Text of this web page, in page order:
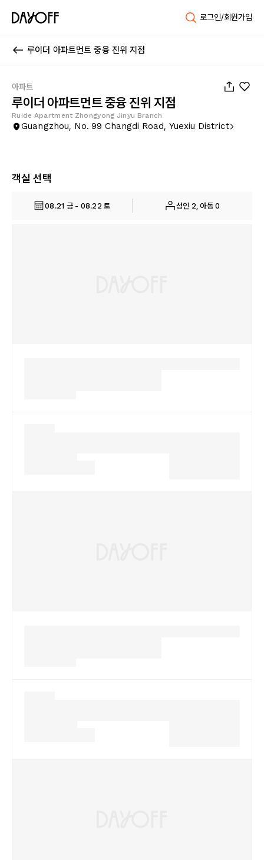
로그인/회원가입
루이더 아파트먼트 중융 진위 지점
아파트
루이더 아파트먼트 중융 진위 지점
Ruide Apartment Zhongyong Jinyu Branch
Guangzhou, No. 99 Changdi Road, Yuexiu District
객실 선택
08.21 금 - 08.22 토 성인 2, 아동 0